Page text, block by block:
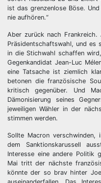
ist das grenzenlose Böse.
nie aufhören.“
Aber zurück nach
Präsidentschaftswahl, und es
in die Stichwahl schaffen
Gegenkandidat Jean-Luc
eine Tatsache ist ziemlich
betonen die französische
kritisch gegenüber. Und
Dämonisierung seines
jeweiligen Wähler in der
stimmen werden.
Sollte Macron
dem Sanktionskarussell
Interesse eine andere Politik
Mai tritt der nächste
könnte der so brav hinter